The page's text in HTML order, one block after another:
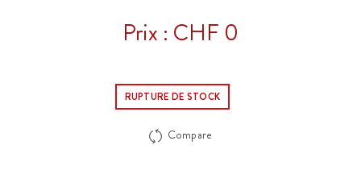
Prix : CHF 0
RUPTURE DE STOCK
Compare